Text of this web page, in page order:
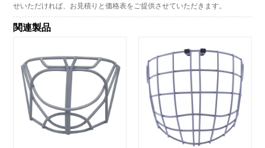
せいただければ、お見積りと価格表をご提供させていただきます。
関連製品